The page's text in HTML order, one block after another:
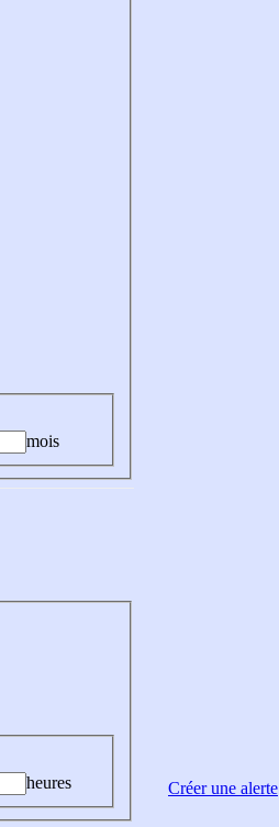
mois
heures
Créer une alerte